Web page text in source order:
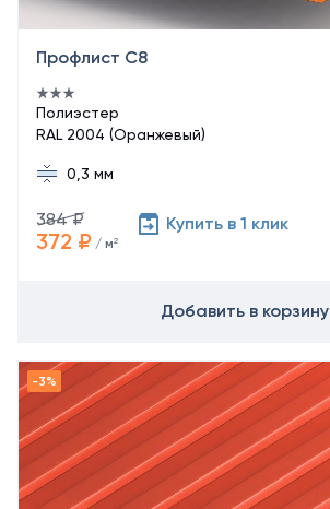
Профлист С8
Полиэстер
RAL 2004 (Оранжевый)
0,3 мм
384 ₽
372 ₽ / м²
Купить в 1 клик
Добавить в корзину